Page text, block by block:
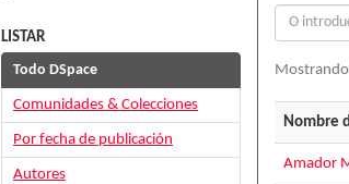
Nombre
Amador
LISTAR
Todo DSpace
Comunidades & Colecciones
Por fecha de publicación
Autores